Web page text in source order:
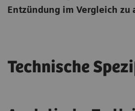
Entzündung im Vergleich
Technische